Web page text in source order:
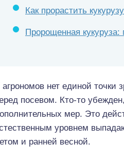
Как прорастить
Пророщенная
нет единой точки
посевом. Кто-то
мер. Это
уровнем
и ранней весной.